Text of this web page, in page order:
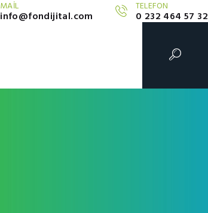
MAİL
info@fondijital.com
TELEFON
0 232 464 57 32